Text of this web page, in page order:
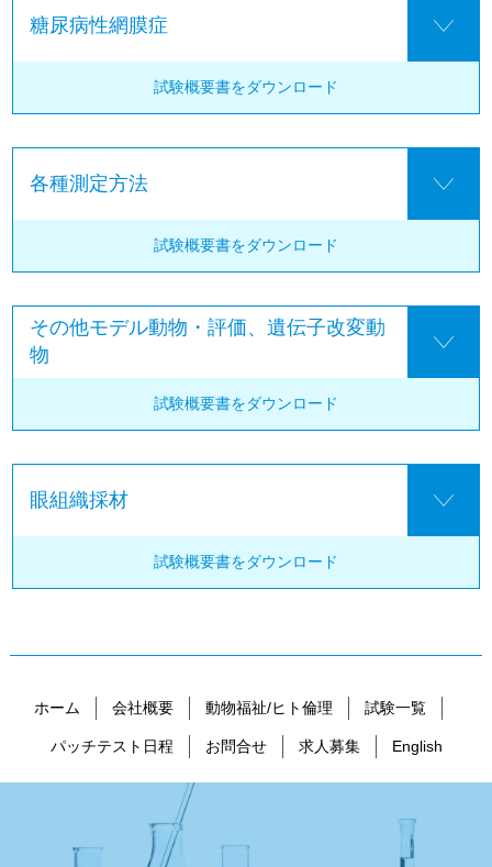
糖尿病性網膜症
試験概要書をダウンロード
各種測定方法
試験概要書をダウンロード
その他モデル動物・評価、遺伝子改変動
物
試験概要書をダウンロード
眼組織採材
試験概要書をダウンロード
ホーム 会社概要 動物福祉/ヒト倫理 試験一覧
パッチテスト日程 お問合せ 求人募集 English